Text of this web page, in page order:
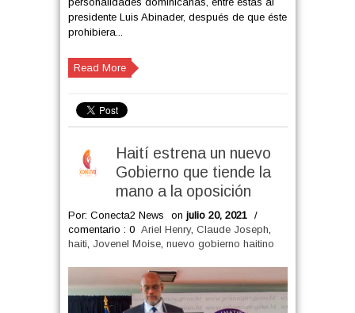
presidente Luis Abinader, después de que éste
prohibiera...
Read More
Haití estrena un nuevo
Gobierno que tiende la
mano a la oposición
Por: Conecta2 News on julio 20, 2021
/
comentario : 0 Ariel Henry, Claude Joseph,
haiti, Jovenel Moise, nuevo gobierno haitino